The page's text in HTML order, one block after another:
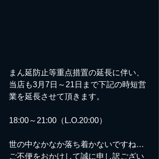
まん延防止等重点措置の延長に伴い、
当店も3月7日～21日まで下記の時短営
業を延長させて頂きます。
18:00～21:00（L.O.20:00）
世の中なかなか落ち着かないですね…
ご不便をおかけして誠に申し訳ござい